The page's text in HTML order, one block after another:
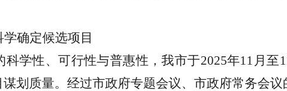
确定候选项目
科学性、可行性与普惠性，我市于2025年11 月至
划质量。经过市政府专题会议、市政府常务会